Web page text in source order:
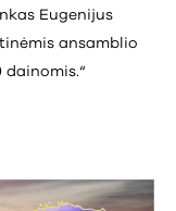
Eugenijus
ansamblio
dainomis.“